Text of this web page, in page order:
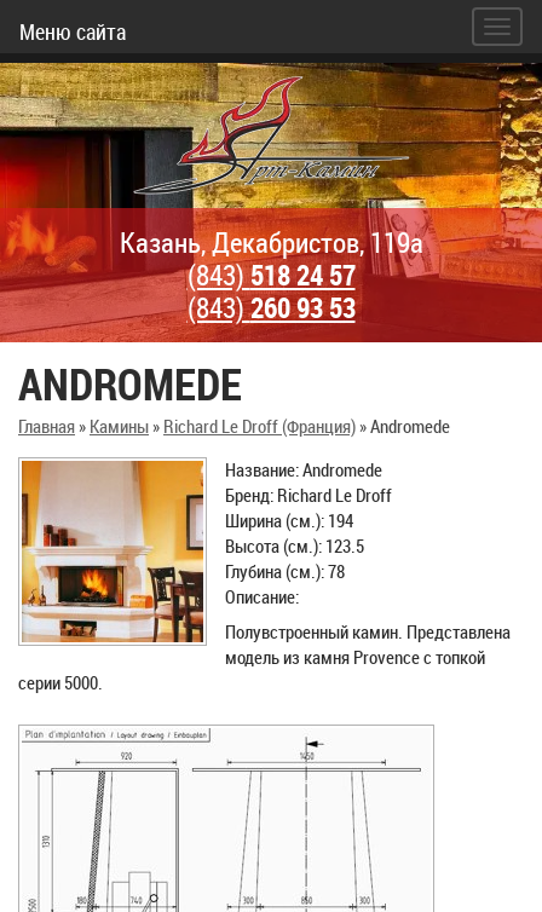
Меню сайта
Казань, Декабристов, 119а
(843)518 24 57
(843)260 93 53
ANDROMEDE
Главная» Камины» Richard Le Droff (Франция)»Andromede
Название: Andromede
Бренд: Richard Le Droff
Ширина (см.): 194
Высота (см.): 123.5
Глубина (см.): 78
Описание:
Полувстроенный камин. Представлена
модель из камня Provence с топкой
серии 5000.